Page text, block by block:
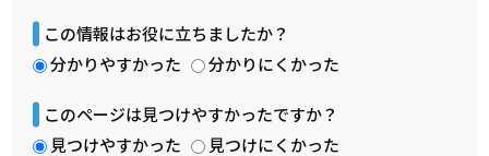
この情報はお役に立ちましたか？
分かりやすかった
分かりにくかった
このページは見つけやすかったですか？
見つけやすかった
見つけにくかった